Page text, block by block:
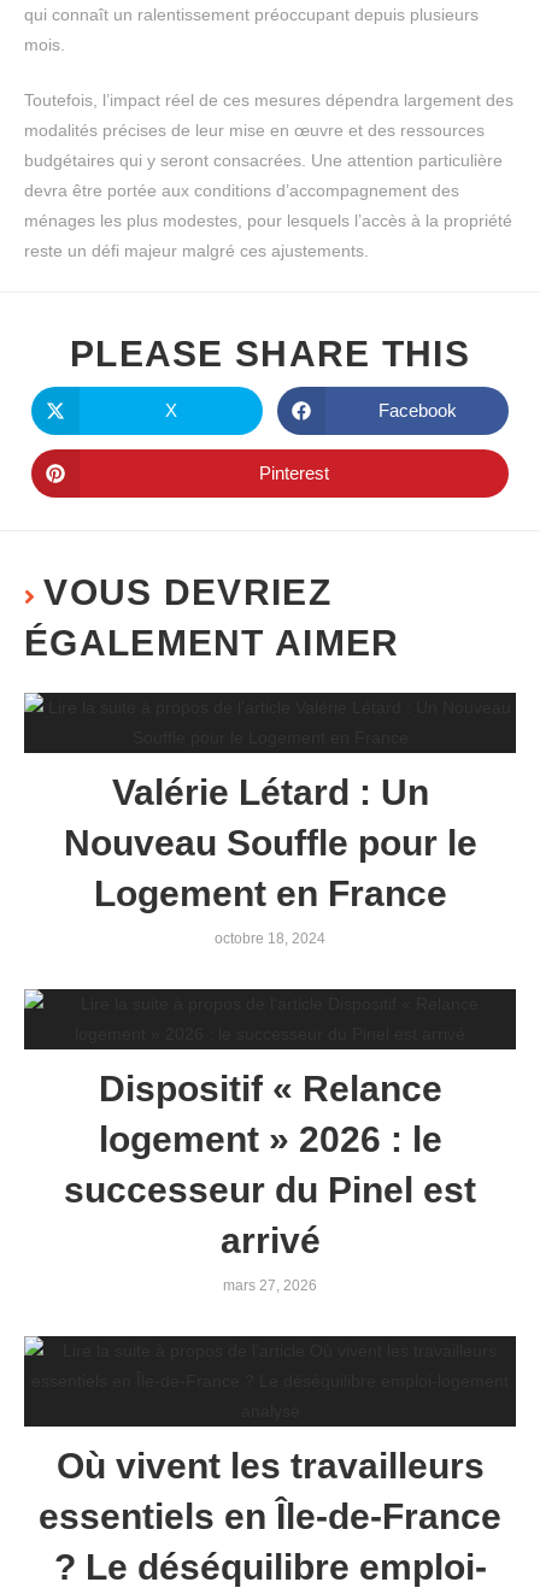
qui connaît un ralentissement préoccupant depuis plusieurs
mois.
Toutefois, l’impact réel de ces mesures dépendra largement des
modalités précises de leur mise en œuvre et des ressources
budgétaires qui y seront consacrées. Une attention particulière
devra être portée aux conditions d’accompagnement des
ménages les plus modestes, pour lesquels l’accès à la propriété
reste un défi majeur malgré ces ajustements.
PLEASE SHARE THIS
X Facebook
Pinterest
VOUS DEVRIEZ
ÉGALEMENT AIMER
Valérie Létard : Un
Nouveau Souffle pour le
Logement en France
octobre 18, 2024
Dispositif « Relance
logement » 2026 : le
successeur du Pinel est
arrivé
mars 27, 2026
Où vivent les travailleurs
essentiels en Île-de-France
? Le déséquilibre emploi-